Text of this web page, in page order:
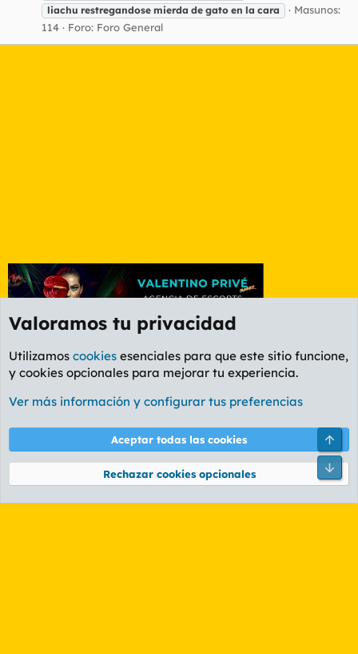
liachu restregandose mierda de gato en la cara
Masunos:
114
Foro: Foro General
Etiquetas
Cookies
PL OLDSTYLE AMARILLO
Términos y reglas Política de privacidad Ayuda
Community platform by XenForo® © 2010-2026 XenForo Ltd.
Valoramos tu privacidad
Utilizamos cookies esenciales para que este sitio funcione,
y cookies opcionales para mejorar tu experiencia.
Ver más información y configurar tus preferencias
Aceptar todas las cookies
Rechazar cookies opcionales
Pie